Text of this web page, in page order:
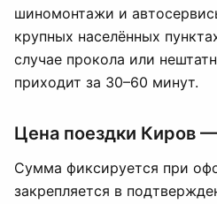
шиномонтажи и
крупных населённых
случае прокола или
приходит за 30–60 минут.
Цена поездки Киров
Сумма фиксируется при
закрепляется в